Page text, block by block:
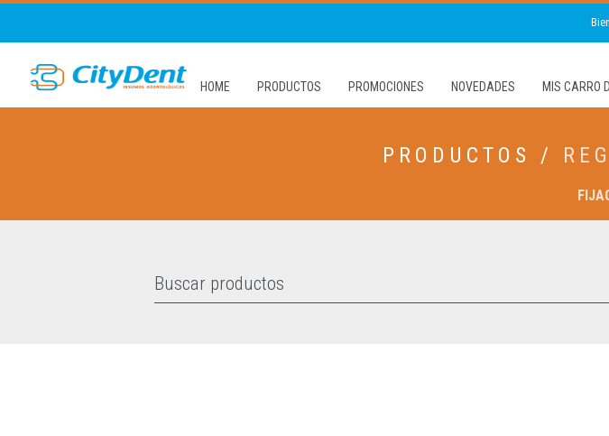
HOME PRODUCTOS PROMOCIONES NOVEDADES MIS CARRO
PRODUCTOS /